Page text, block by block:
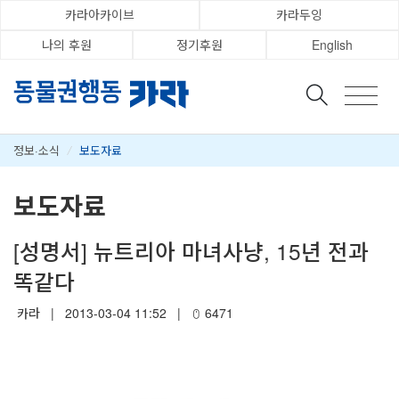
카라아카이브
카라두잉
나의 후원
정기후원 English
정보·소식 / 보도자료
보도자료
[성명서] 뉴트리아 마녀사냥, 15년 전과
똑같다
카라 | 2013-03-04 11:52 | 6471